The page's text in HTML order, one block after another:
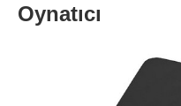
Oynatıcı